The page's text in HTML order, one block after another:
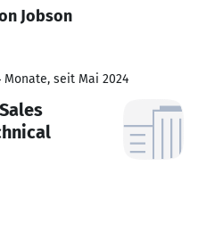
Jobson
Monate, seit Mai 2024